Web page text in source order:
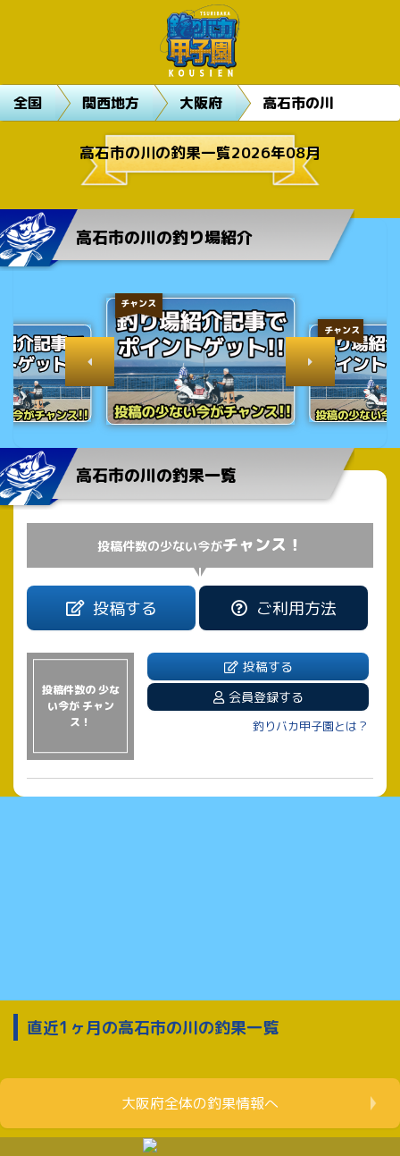
全国 関西地方 大阪府 高石市の川
高石市の川の釣果一覧2026年08月
高石市の川の釣り場紹介
チャンス
チャンス
高石市の川の釣果一覧
投稿件数の少ない今がチャンス！
投稿する ご利用方法
投稿件数の 少な
い今が チャン
ス！
投稿する
会員登録する
釣りバカ甲子園とは？
直近1ヶ月の高石市の川の釣果一覧
大阪府全体の釣果情報へ